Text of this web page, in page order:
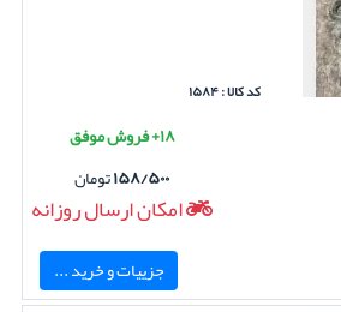
کد کالا : ۱۵۸۴
۱۸+ فروش موفق
۱۵۸/۵۰۰تومان
امکان ارسال روزانه
جزییات و خرید ...